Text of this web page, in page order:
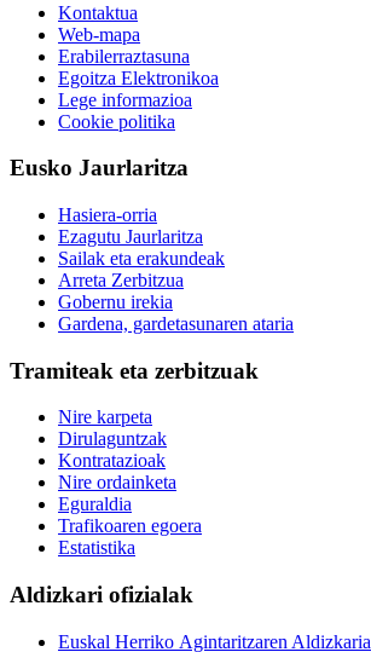
Kontaktua
Web-mapa
Erabilerraztasuna
Egoitza Elektronikoa
Lege informazioa
Cookie politika
Eusko Jaurlaritza
Hasiera-orria
Ezagutu Jaurlaritza
Sailak eta erakundeak
Arreta Zerbitzua
Gobernu irekia
Gardena, gardetasunaren ataria
Tramiteak eta zerbitzuak
Nire karpeta
Dirulaguntzak
Kontratazioak
Nire ordainketa
Eguraldia
Trafikoaren egoera
Estatistika
Aldizkari ofizialak
Euskal Herriko Agintaritzaren Aldizkaria